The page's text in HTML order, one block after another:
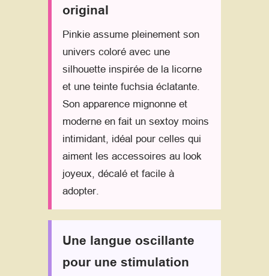
original
Pinkie assume pleinement son
univers coloré avec une
silhouette inspirée de la licorne
et une teinte fuchsia éclatante.
Son apparence mignonne et
moderne en fait un sextoy moins
intimidant, idéal pour celles qui
aiment les accessoires au look
joyeux, décalé et facile à
adopter.
Une langue oscillante
pour une stimulation